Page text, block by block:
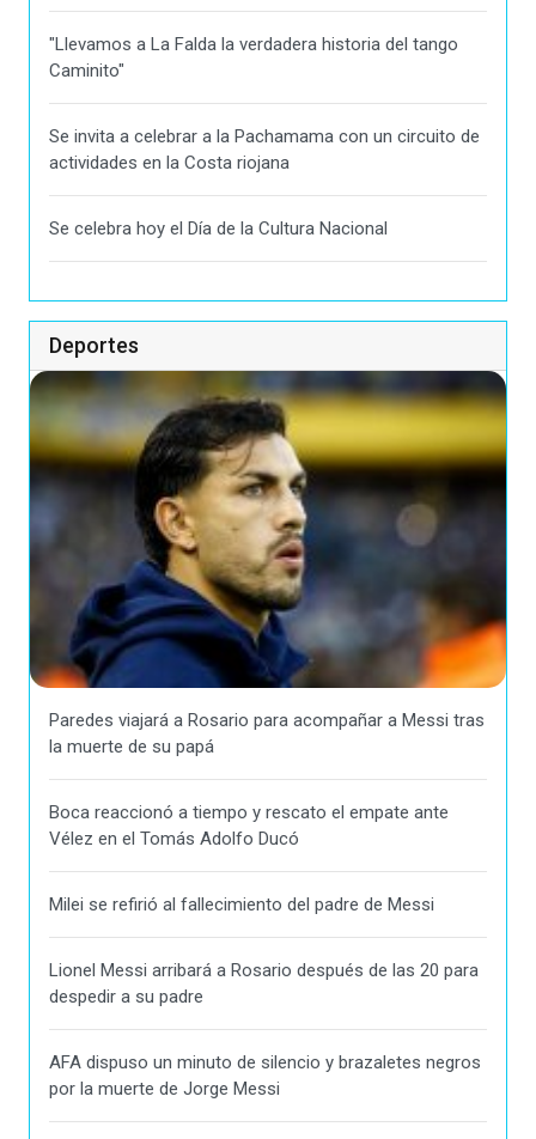
"Llevamos a La Falda la verdadera historia del tango
Caminito"
Se invita a celebrar a la Pachamama con un circuito de
actividades en la Costa riojana
Se celebra hoy el Día de la Cultura Nacional
Deportes
Paredes viajará a Rosario para acompañar a Messi tras
la muerte de su papá
Boca reaccionó a tiempo y rescato el empate ante
Vélez en el Tomás Adolfo Ducó
Milei se refirió al fallecimiento del padre de Messi
Lionel Messi arribará a Rosario después de las 20 para
despedir a su padre
AFA dispuso un minuto de silencio y brazaletes negros
por la muerte de Jorge Messi